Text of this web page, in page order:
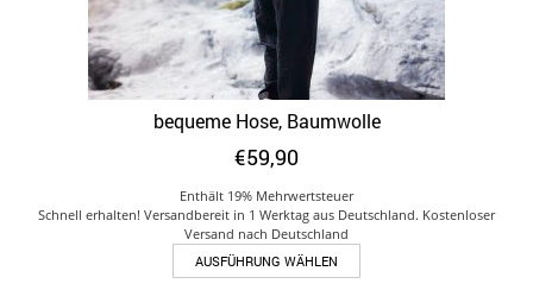
bequeme Hose, Baumwolle
€59,90
Enthält 19% Mehrwertsteuer
Schnell erhalten! Versandbereit in 1 Werktag aus Deutschland. Kostenloser
Versand nach Deutschland
AUSFÜHRUNG WÄHLEN
Produkt